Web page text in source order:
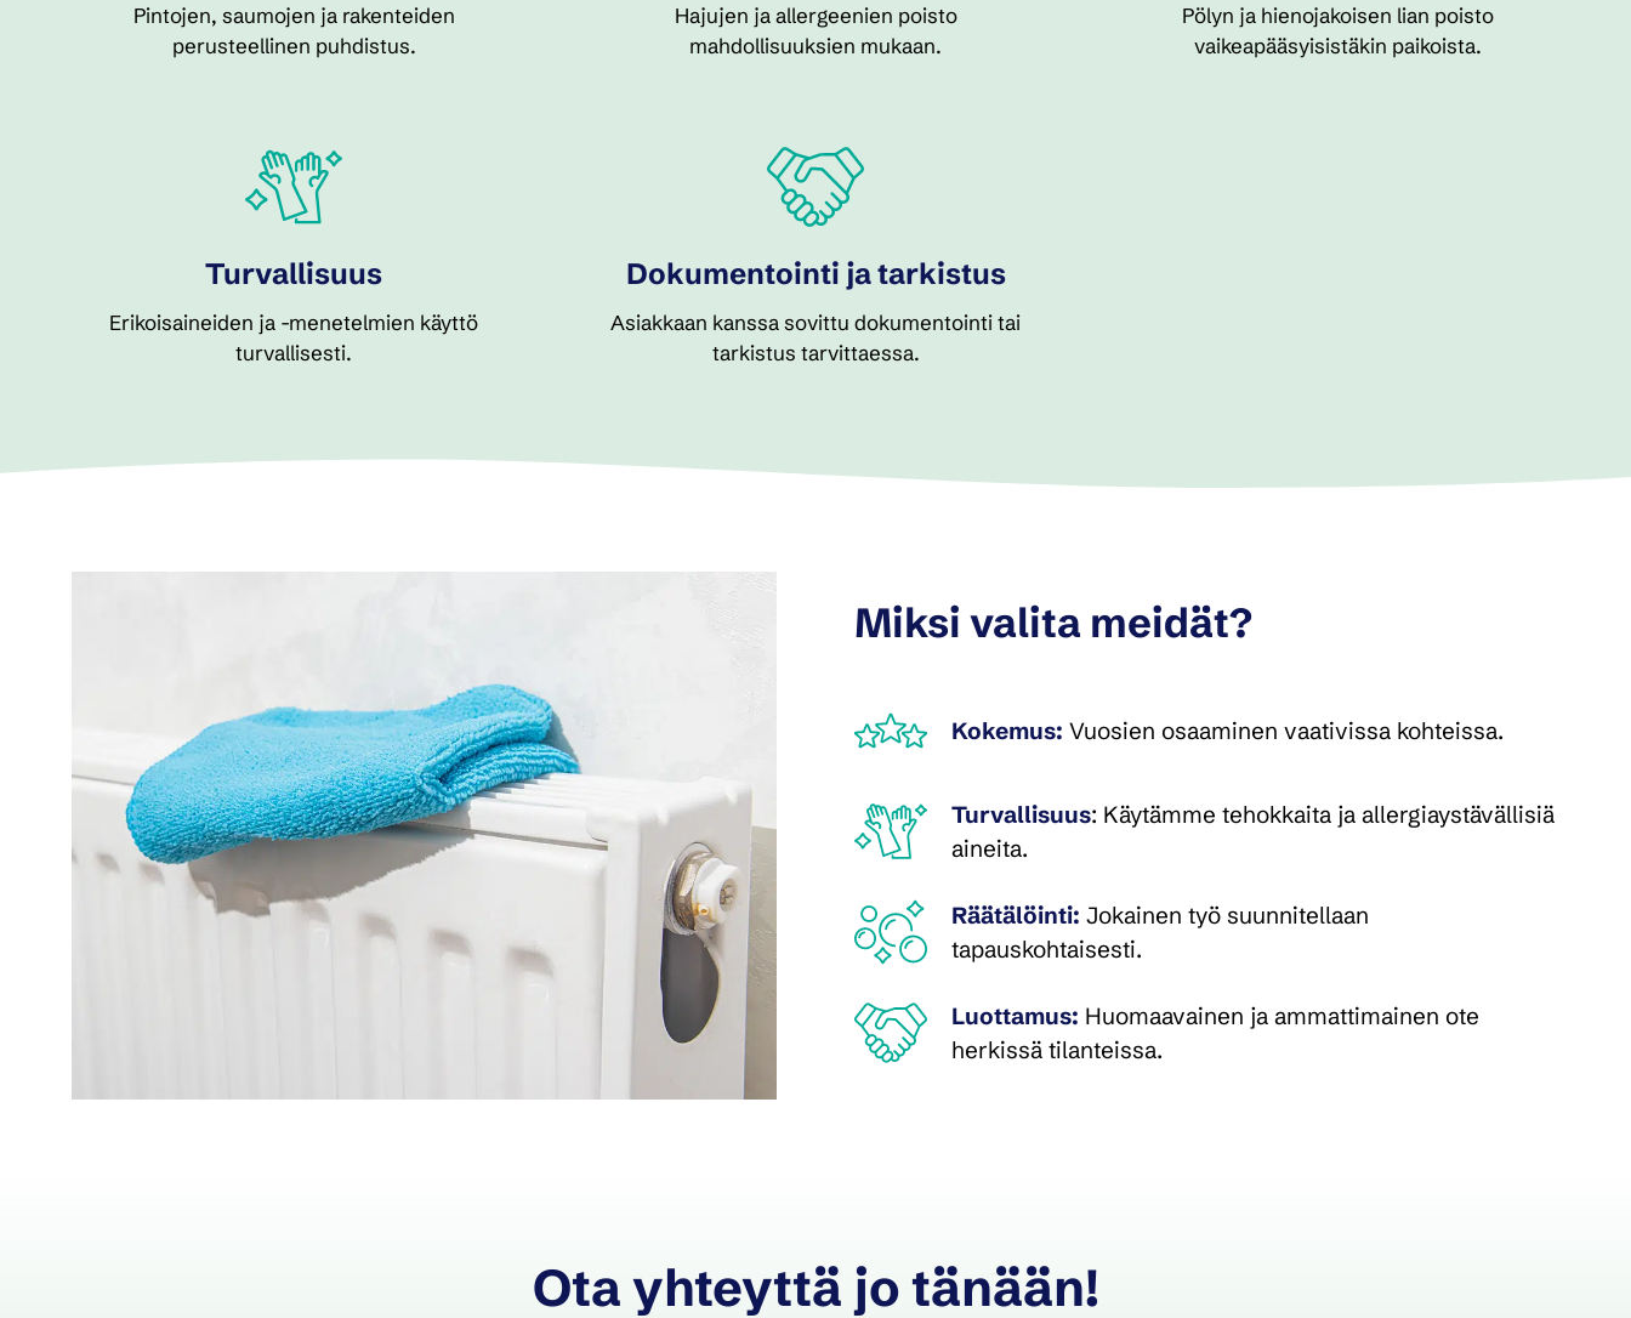
Pintojen, saumojen ja rakenteiden
perusteellinen puhdistus.
Hajujen ja allergeenien poisto
mahdollisuuksien mukaan.
Pölyn ja hienojakoisen lian poisto
vaikeapääsyisistäkin paikoista.
Turvallisuus
Erikoisaineiden ja -menetelmien käyttö
turvallisesti.
Dokumentointi ja tarkistus
Asiakkaan kanssa sovittu dokumentointi tai
tarkistus tarvittaessa.
Miksi valita meidät?
Kokemus: Vuosien osaaminen vaativissa kohteissa.
Turvallisuus: Käytämme tehokkaita ja allergiaystävällisiä
aineita.
Räätälöinti: Jokainen työ suunnitellaan
tapauskohtaisesti.
Luottamus: Huomaavainen ja ammattimainen ote
herkissä tilanteissa.
Ota yhteyttä jo tänään!